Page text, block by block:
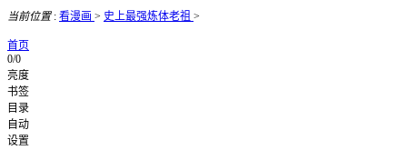
当前位置: 看漫画 > 史上最强炼体老祖 >
首页
0/0
亮度
书签
目录
自动
设置